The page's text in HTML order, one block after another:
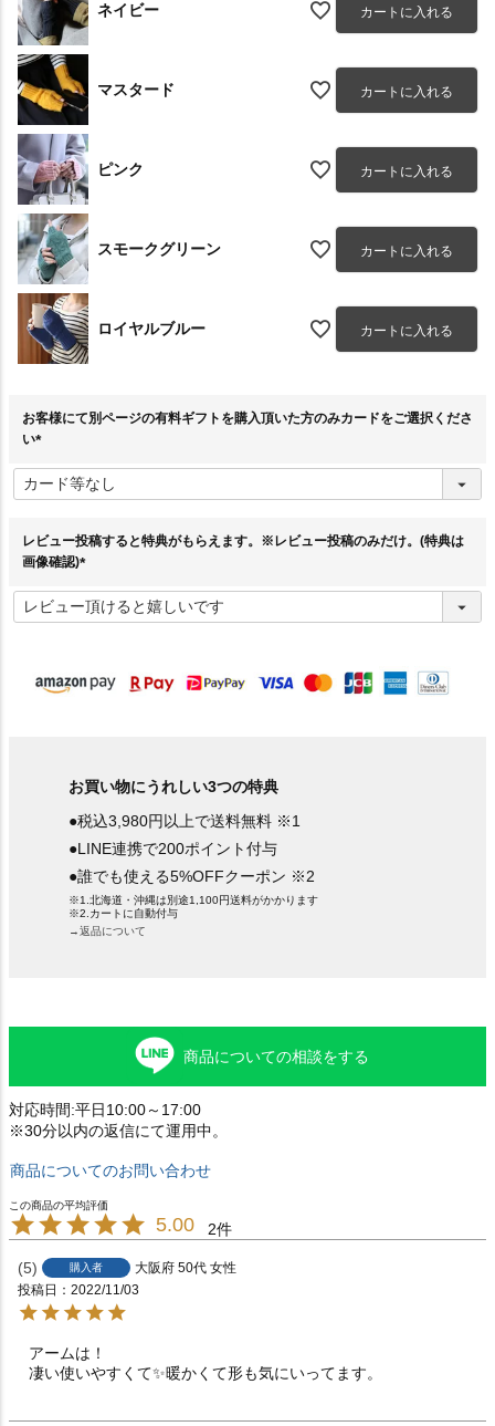
ネイビー カートに入れる
マスタード カートに入れる
ピンク カートに入れる
スモークグリーン カートに入れる
ロイヤルブルー カートに入れる
お客様にて別ページの有料ギフトを購入頂いた方のみカードをご選択くださ
い
必
須
レビュー投稿すると特典がもらえます。※レビュー投稿のみだけ。(特典は
画像確認)
必
須
お買い物にうれしい3つの特典
●税込3,980円以上で送料無料 ※1
●LINE連携で200ポイント付与
●誰でも使える5%OFFクーポン ※2
※1.北海道・沖縄は別途1,100円送料がかかります
※2.カートに自動付与
→返品について
商品についての相談をする
対応時間:平日10:00～17:00
※30分以内の返信にて運用中。
商品についてのお問い合わせ
5.00 2
5 購入者 大阪府 50代 女性
投稿日
2022/11/03
アームは！
凄い使いやすくて✨暖かくて形も気にいってます。